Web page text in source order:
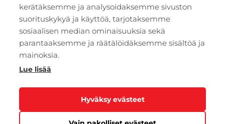
kerätäksemme ja analysoidaksemme sivuston
suorituskykyä ja käyttöä, tarjotaksemme
sosiaalisen median ominaisuuksia sekä
parantaaksemme ja räätälöidäksemme sisältöä ja
mainoksia.
Lue lisää
Hyväksy evästeet
PYYDÄ TARJOUS VERKKOKAUPPA